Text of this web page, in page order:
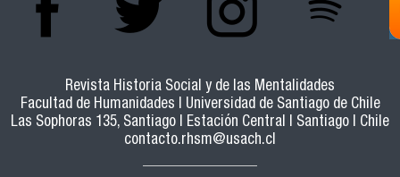
Revista Historia Social y de las Mentalidades
Facultad de Humanidades | Universidad de Santiago de Chile
Las Sophoras 135, Santiago | Estación Central | Santiago | Chile
contacto.rhsm@usach.cl